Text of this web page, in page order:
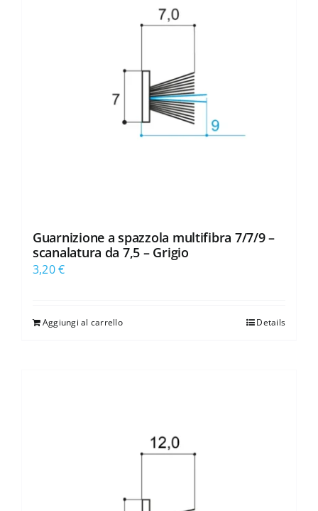
Guarnizione a spazzola multifibra 7/7/9 –
scanalatura da 7,5 – Grigio
3,20€
Aggiungi al carrello Details